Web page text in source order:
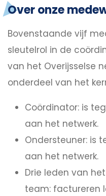
Over onze
Bovenstaande vijf
sleutelrol in de
van het Overijsselse
onderdeel van het
Coördinator: is
aan het netwerk.
Ondersteuner: is
aan het netwerk.
Drie leden van
team: factureren